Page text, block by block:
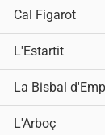
Cal Figarot
L'Estartit
La Bisbal
L'Arboç